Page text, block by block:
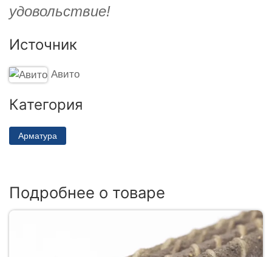
удовольствие!
Источник
Авито
Категория
Арматура
Подробнее о товаре